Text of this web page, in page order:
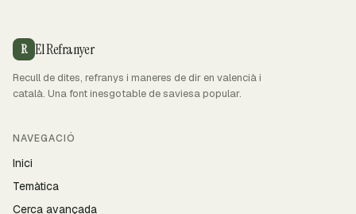
R El Refranyer
Recull de dites, refranys i maneres de dir en valencià i
català. Una font inesgotable de saviesa popular.
NAVEGACIÓ
Inici
Temàtica
Cerca avançada